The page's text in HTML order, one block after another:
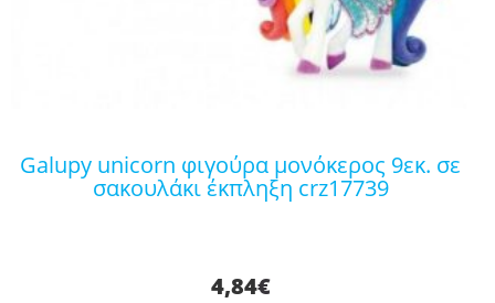
galupy unicorn φιγούρα μονόκερος 9εκ. σε
σακουλάκι έκπληξη crz17739
4,84€